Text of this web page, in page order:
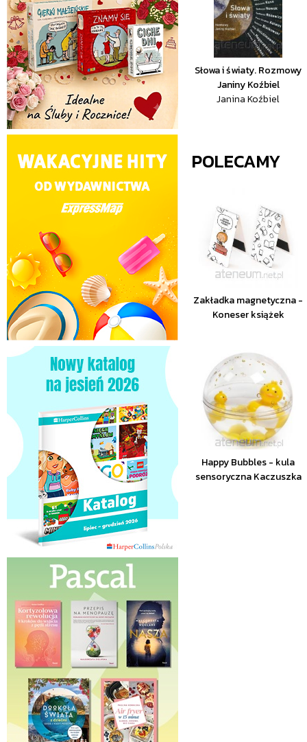
Słowa i światy. Rozmowy
Janiny Koźbiel
Janina Koźbiel
POLECAMY
Zakładka magnetyczna -
Koneser książek
Happy Bubbles - kula
sensoryczna Kaczuszka